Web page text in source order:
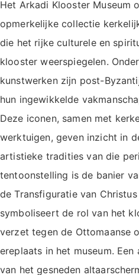
Het Arkadi Klooster Museum
opmerkelijke collectie
die het rijke culturele en
klooster weerspiegelen.
kunstwerken zijn post-
hun ingewikkelde
Deze iconen, samen met
werktuigen, geven inzicht in
artistieke tradities van die
tentoonstelling is de banier
de Transfiguratie van
symboliseert de rol van het
verzet tegen de Ottomaanse
ereplaats in het museum.
van het gesneden